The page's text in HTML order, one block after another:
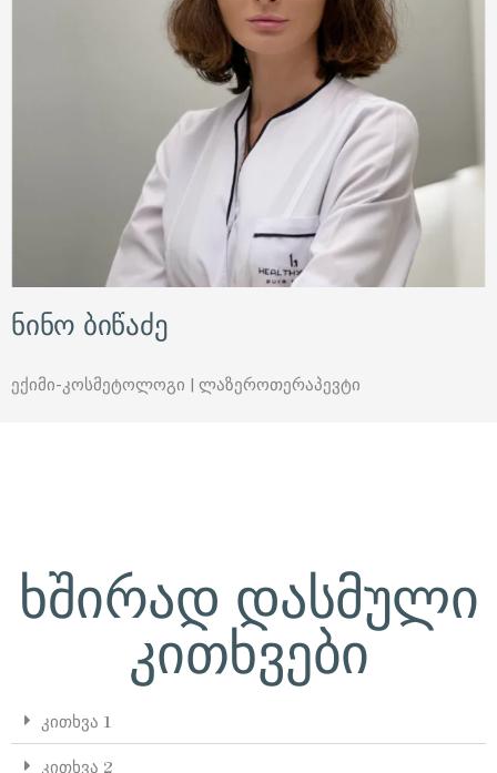
ნინო ბიწაძე
ექიმი-კოსმეტოლოგი | ლაზეროთერაპევტი
ხშირად დასმული
კითხვები
კითხვა 1
კითხვა 2